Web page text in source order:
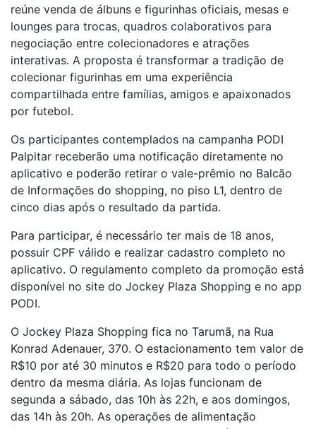
reúne venda de álbuns e figurinhas oficiais, mesas e
lounges para trocas, quadros colaborativos para
negociação entre colecionadores e atrações
interativas. A proposta é transformar a tradição de
colecionar figurinhas em uma experiência
compartilhada entre famílias, amigos e apaixonados
por futebol.
Os participantes contemplados na campanha PODI
Palpitar receberão uma notificação diretamente no
aplicativo e poderão retirar o vale-prêmio no Balcão
de Informações do shopping, no piso L1, dentro de
cinco dias após o resultado da partida.
Para participar, é necessário ter mais de 18 anos,
possuir CPF válido e realizar cadastro completo no
aplicativo. O regulamento completo da promoção está
disponível no site do Jockey Plaza Shopping e no app
PODI.
O Jockey Plaza Shopping fica no Tarumã, na Rua
Konrad Adenauer, 370. O estacionamento tem valor de
R$10 por até 30 minutos e R$20 para todo o período
dentro da mesma diária. As lojas funcionam de
segunda a sábado, das 10h às 22h, e aos domingos,
das 14h às 20h. As operações de alimentação